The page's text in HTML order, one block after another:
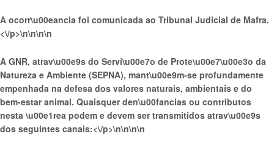
A ocorr\u00eancia foi comunicada ao Tribunal Judicial de Mafra.
<\/p>\n\n\n\n
A GNR, atrav\u00e9s do Servi\u00e7o de Prote\u00e7\u00e3o da
Natureza e Ambiente (SEPNA), mant\u00e9m-se profundamente
empenhada na defesa dos valores naturais, ambientais e do
bem-estar animal. Quaisquer den\u00fancias ou contributos
nesta \u00e1rea podem e devem ser transmitidos atrav\u00e9s
dos seguintes canais:<\/p>\n\n\n\n